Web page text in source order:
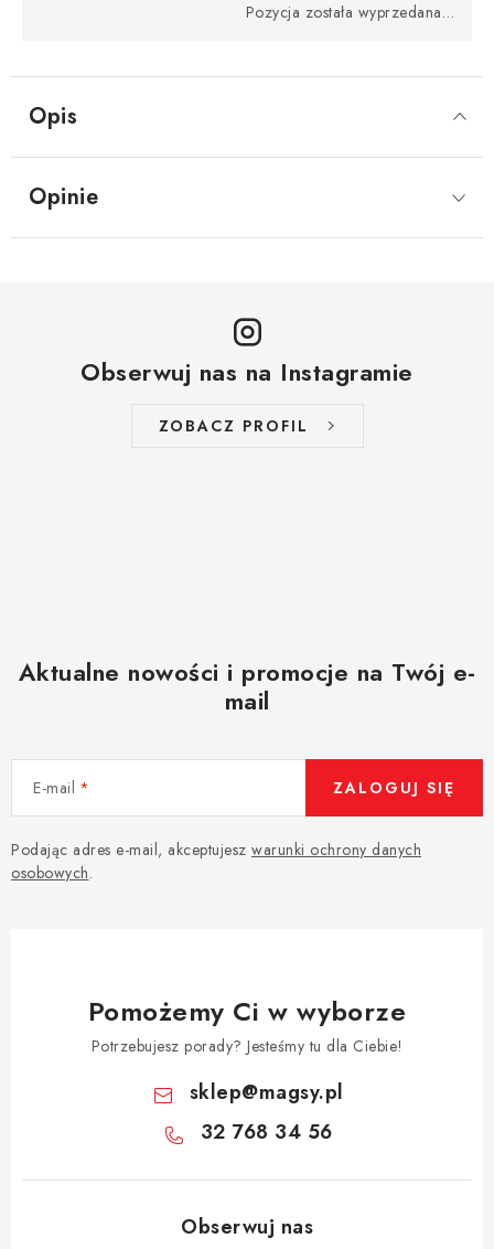
Opis
Pozycja została wyprzedana…
Opinie
Obserwuj nas na Instagramie
ZOBACZ PROFIL
Aktualne nowości i promocje na Twój e-
mail
E-mail
Podając adres e-mail, akceptujesz warunki ochrony danych
osobowych.
ZALOGUJ SIĘ
Pomożemy Ci w wyborze
Potrzebujesz porady? Jesteśmy tu dla Ciebie!
sklep@magsy.pl
32 768 34 56